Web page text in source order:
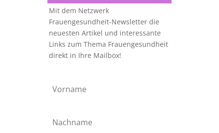
Mit dem Netzwerk
Frauengesundheit-Newsletter die
neuesten Artikel und interessante
Links zum Thema Frauengesundheit
direkt in Ihre Mailbox!